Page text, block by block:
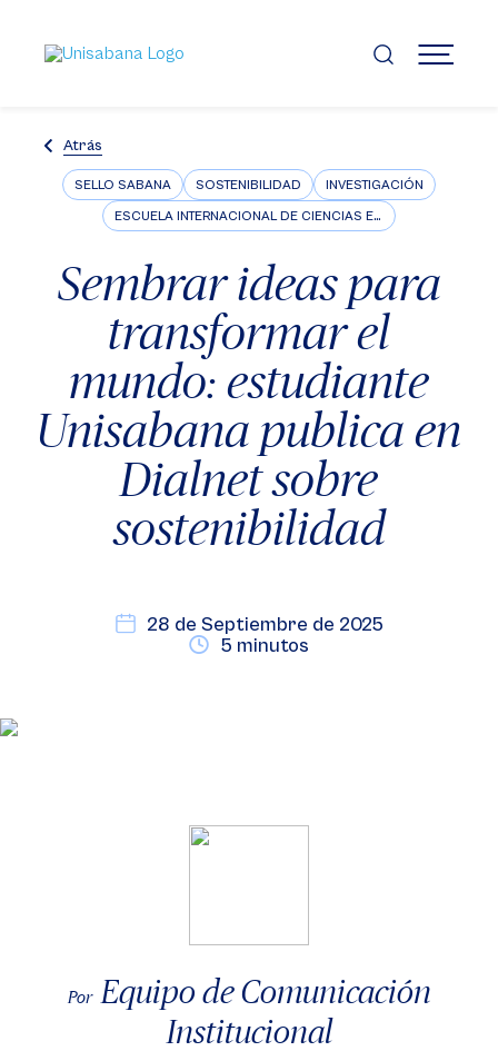
contenido
principal
MENÚ
Atrás
SELLO SABANA SOSTENIBILIDAD INVESTIGACIÓN
ESCUELA INTERNACIONAL DE CIENCIAS ECONÓMICAS Y ADMINISTRATIVAS
Sembrar ideas para
transformar el
mundo: estudiante
Unisabana publica en
Dialnet sobre
sostenibilidad
28 de Septiembre de 2025
5 minutos
Por Equipo de Comunicación
Institucional